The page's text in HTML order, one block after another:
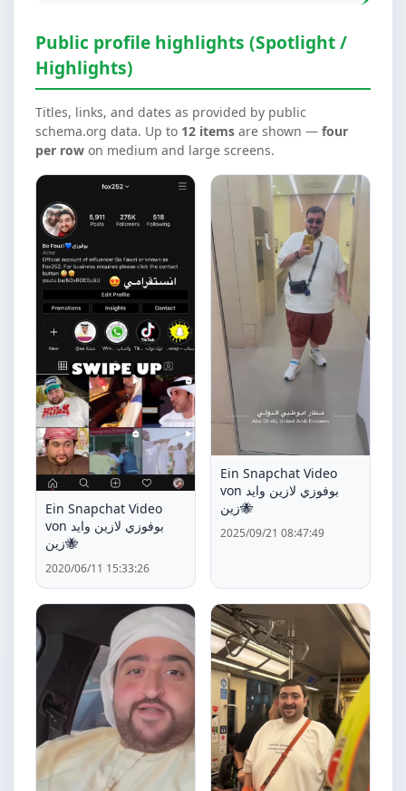
Public profile highlights (Spotlight /
Highlights)
Titles, links, and dates as provided by public
schema.org data. Up to 12 items are shown — four
per row on medium and large screens.
Ein Snapchat Video
von بوفوزي لازين وايد
زين🐝
2020/06/11 15:33:26
Ein Snapchat Video
von بوفوزي لازين وايد
زين🐝
2025/09/21 08:47:49